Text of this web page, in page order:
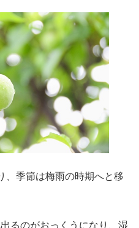
、季節は梅雨の時期へと移
るのがおっくうになり、湿